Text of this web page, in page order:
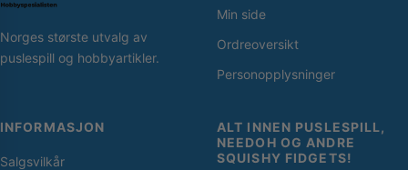
Norges største utvalg av
puslespill og hobbyartikler.
Min side
Ordreoversikt
Personopplysninger
INFORMASJON
Salgsvilkår
ALT INNEN PUSLESPILL,
NEEDOH OG ANDRE
SQUISHY FIDGETS!